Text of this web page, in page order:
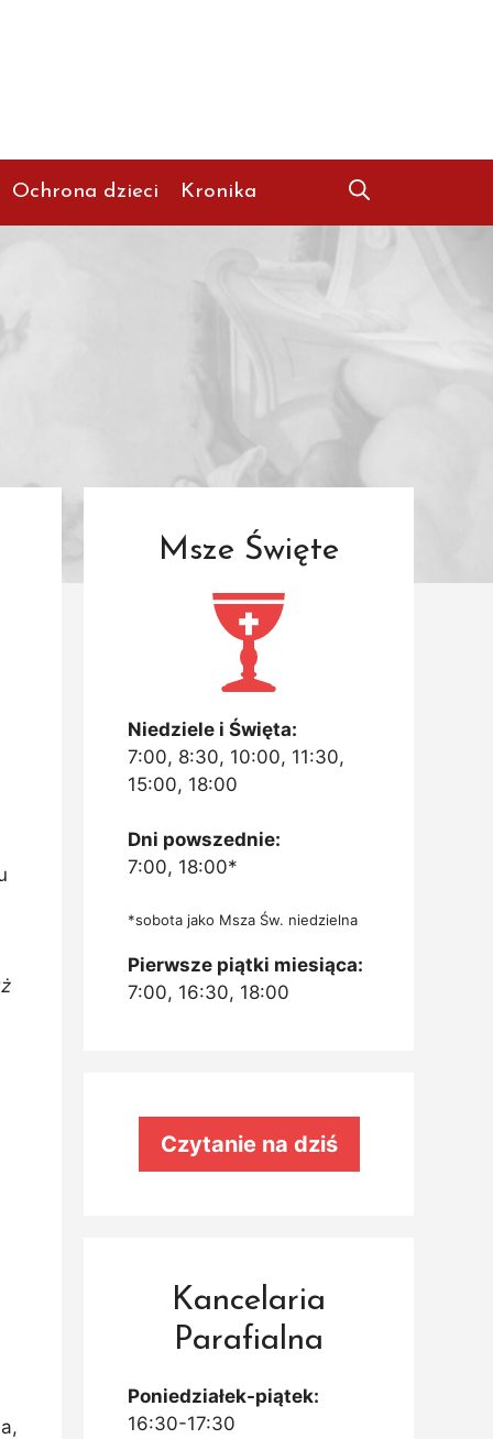
Ochrona dzieci Kronika
Msze Święte
Niedziele i Święta:
7:00, 8:30, 10:00, 11:30,
15:00, 18:00
Dni powszednie:
7:00, 18:00*
*sobota jako Msza Św. niedzielna
Pierwsze piątki miesiąca:
7:00, 16:30, 18:00
Czytanie na dziś
Kancelaria
Parafialna
Poniedziałek-piątek:
16:30-17:30